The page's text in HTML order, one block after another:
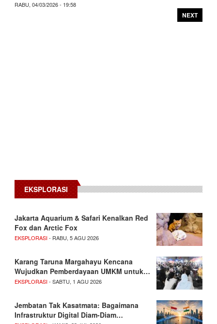
RABU, 04/03/2026 - 19:58
NEXT
EKSPLORASI
Jakarta Aquarium & Safari Kenalkan Red
Fox dan Arctic Fox
EKSPLORASI- RABU, 5 AGU 2026
Karang Taruna Margahayu Kencana
Wujudkan Pemberdayaan UMKM untuk…
EKSPLORASI- SABTU, 1 AGU 2026
Jembatan Tak Kasatmata: Bagaimana
Infrastruktur Digital Diam-Diam…